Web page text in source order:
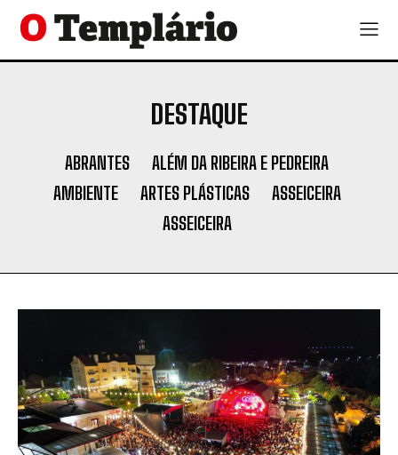
DESTAQUE
ABRANTES
ALÉM DA RIBEIRA E PEDREIRA
AMBIENTE
ARTES PLÁSTICAS
ASSEICEIRA
ASSEICEIRA